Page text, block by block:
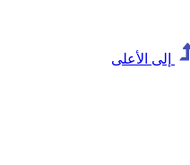
إلى الأعلى